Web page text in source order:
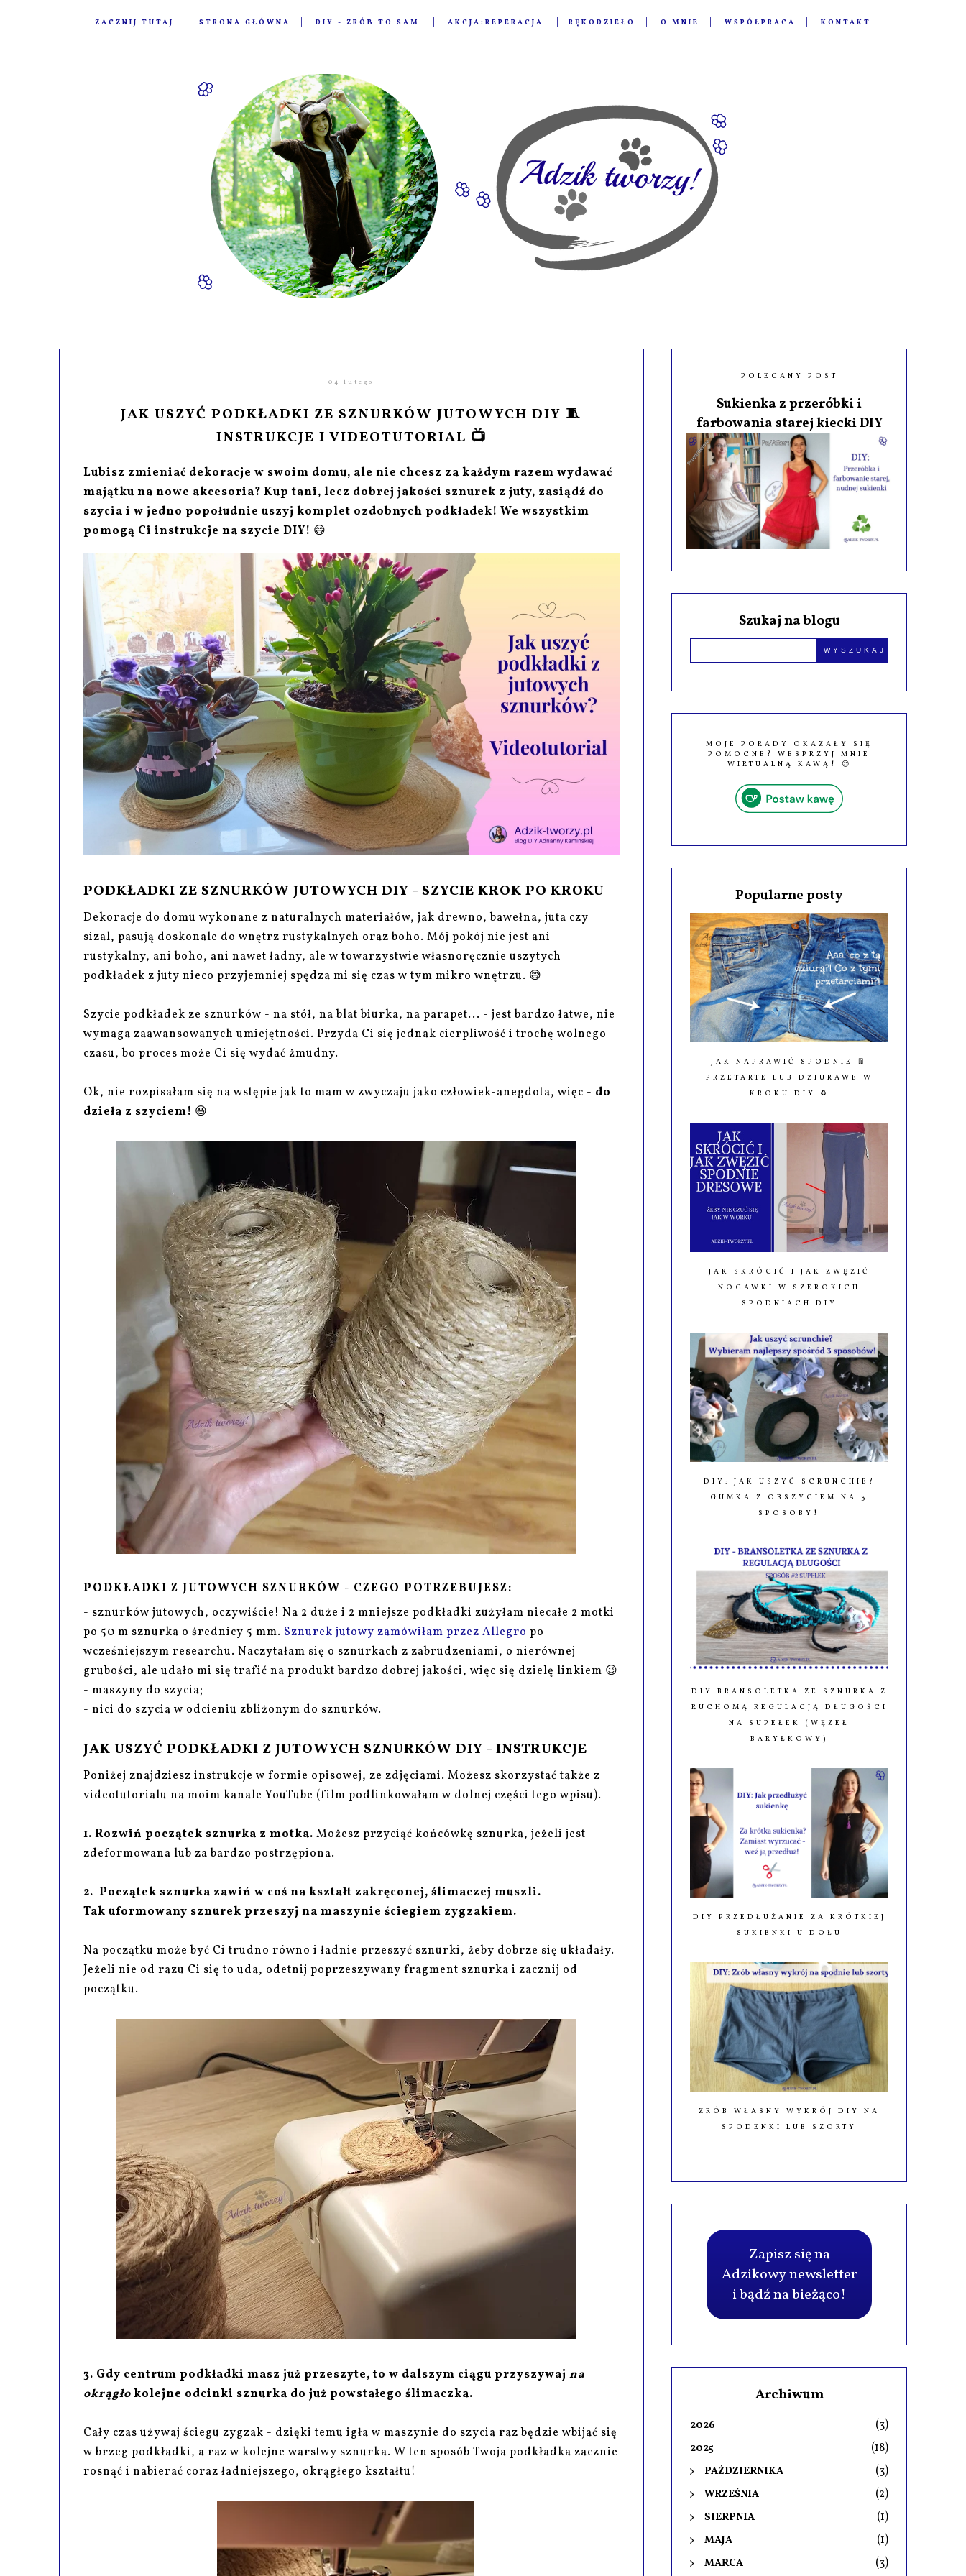
ZACZNIJ TUTAJ STRONA GŁÓWNA DIY - ZRÓB TO SAM AKCJA:REPERACJA RĘKODZIEŁO O MNIE WSPÓŁPRACA KONTAKT
04 lutego
JAK USZYĆ PODKŁADKI ZE SZNURKÓW JUTOWYCH DIY 🧵
INSTRUKCJE I VIDEOTUTORIAL 📺
Lubisz zmieniać dekoracje w swoim domu, ale nie chcesz za każdym razem wydawać
majątku na nowe akcesoria? Kup tani, lecz dobrej jakości sznurek z juty, zasiądź do
szycia i w jedno popołudnie uszyj komplet ozdobnych podkładek! We wszystkim
pomogą Ci instrukcje na szycie DIY! 😄
PODKŁADKI ZE SZNURKÓW JUTOWYCH DIY - SZYCIE KROK PO KROKU
Dekoracje do domu wykonane z naturalnych materiałów, jak drewno, bawełna, juta czy
sizal, pasują doskonale do wnętrz rustykalnych oraz boho. Mój pokój nie jest ani
rustykalny, ani boho, ani nawet ładny, ale w towarzystwie własnoręcznie uszytych
podkładek z juty nieco przyjemniej spędza mi się czas w tym mikro wnętrzu. 😅
Szycie podkładek ze sznurków - na stół, na blat biurka, na parapet... - jest bardzo łatwe, nie
wymaga zaawansowanych umiejętności. Przyda Ci się jednak cierpliwość i trochę wolnego
czasu, bo proces może Ci się wydać żmudny.
Ok, nie rozpisałam się na wstępie jak to mam w zwyczaju jako człowiek-anegdota, więc - do
dzieła z szyciem! 😃
PODKŁADKI Z JUTOWYCH SZNURKÓW - CZEGO POTRZEBUJESZ:
- sznurków jutowych, oczywiście! Na 2 duże i 2 mniejsze podkładki zużyłam niecałe 2 motki
po 50 m sznurka o średnicy 5 mm. Sznurek jutowy zamówiłam przez Allegro po
wcześniejszym researchu. Naczytałam się o sznurkach z zabrudzeniami, o nierównej
grubości, ale udało mi się trafić na produkt bardzo dobrej jakości, więc się dzielę linkiem 😉
- maszyny do szycia;
- nici do szycia w odcieniu zbliżonym do sznurków.
JAK USZYĆ PODKŁADKI Z JUTOWYCH SZNURKÓW DIY - INSTRUKCJE
Poniżej znajdziesz instrukcje w formie opisowej, ze zdjęciami. Możesz skorzystać także z
videotutorialu na moim kanale YouTube (film podlinkowałam w dolnej części tego wpisu).
1. Rozwiń początek sznurka z motka. Możesz przyciąć końcówkę sznurka, jeżeli jest
zdeformowana lub za bardzo postrzępiona.
2. Początek sznurka zawiń w coś na kształt zakręconej, ślimaczej muszli.
Tak uformowany sznurek przeszyj na maszynie ściegiem zygzakiem.
Na początku może być Ci trudno równo i ładnie przeszyć sznurki, żeby dobrze się układały.
Jeżeli nie od razu Ci się to uda, odetnij poprzeszywany fragment sznurka i zacznij od
początku.
3. Gdy centrum podkładki masz już przeszyte, to w dalszym ciągu przyszywaj na
okrągłokolejne odcinki sznurka do już powstałego ślimaczka.
Cały czas używaj ściegu zygzak - dzięki temu igła w maszynie do szycia raz będzie wbijać się
w brzeg podkładki, a raz w kolejne warstwy sznurka. W ten sposób Twoja podkładka zacznie
rosnąć i nabierać coraz ładniejszego, okrągłego kształtu!
POLECANY POST
Sukienka z przeróbki i
farbowania starej kiecki DIY
Szukaj na blogu
MOJE PORADY OKAZAŁY SIĘ
POMOCNE? WESPRZYJ MNIE
WIRTUALNĄ KAWĄ! 😉
Popularne posty
JAK NAPRAWIĆ SPODNIE 👖
PRZETARTE LUB DZIURAWE W
KROKU DIY ♻️
JAK SKRÓCIĆ I JAK ZWĘZIĆ
NOGAWKI W SZEROKICH
SPODNIACH DIY
DIY: JAK USZYĆ SCRUNCHIE?
GUMKA Z OBSZYCIEM NA 3
SPOSOBY!
DIY BRANSOLETKA ZE SZNURKA Z
RUCHOMĄ REGULACJĄ DŁUGOŚCI
NA SUPEŁEK (WĘZEŁ
BARYŁKOWY)
DIY PRZEDŁUŻANIE ZA KRÓTKIEJ
SUKIENKI U DOŁU
ZRÓB WŁASNY WYKRÓJ DIY NA
SPODENKI LUB SZORTY
Zapisz się na
Adzikowy newsletter
i bądź na bieżąco!
Archiwum
2026 (3)
2025 (18)
PAŹDZIERNIKA (3)
WRZEŚNIA (2)
SIERPNIA (1)
MAJA (1)
MARCA (3)